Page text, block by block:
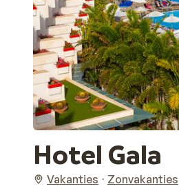
Hotel Gala
Vakanties Zonvakanties